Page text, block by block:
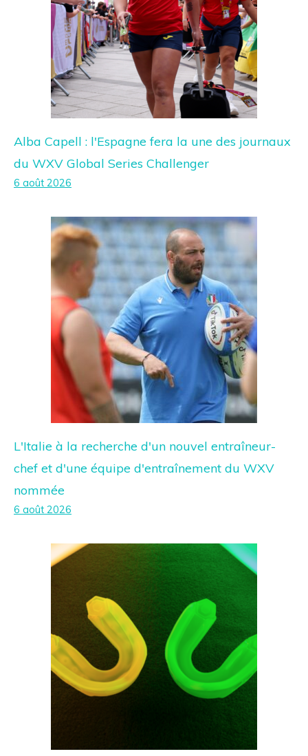
Alba Capell : l'Espagne fera la une des journaux
du WXV Global Series Challenger
6 août 2026
L'Italie à la recherche d'un nouvel entraîneur-
chef et d'une équipe d'entraînement du WXV
nommée
6 août 2026